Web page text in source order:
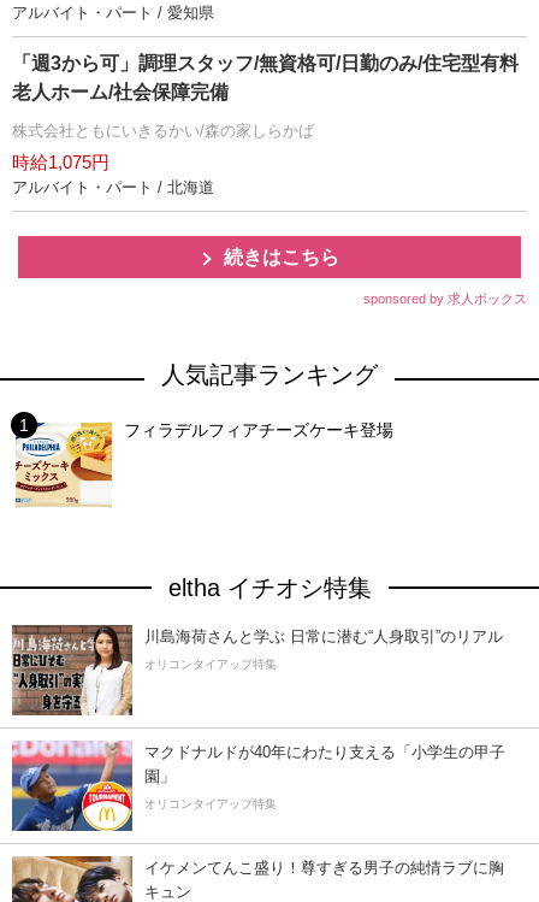
アルバイト・パート / 愛知県
「週3から可」調理スタッフ/無資格可/日勤のみ/住宅型有料
老人ホーム/社会保障完備
株式会社ともにいきるかい/森の家しらかば
時給1,075円
アルバイト・パート / 北海道
続きはこちら
sponsored by 求人ボックス
人気記事ランキング
フィラデルフィアチーズケーキ登場
eltha イチオシ特集
川島海荷さんと学ぶ 日常に潜む“人身取引”のリアル
オリコンタイアップ特集
マクドナルドが40年にわたり支える「小学生の甲子
園」
オリコンタイアップ特集
イケメンてんこ盛り！尊すぎる男子の純情ラブに胸
キュン